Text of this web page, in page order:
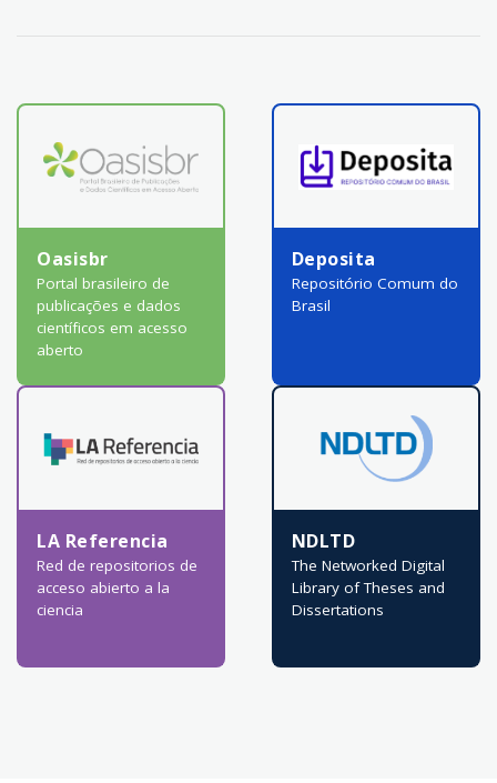
Oasisbr
Portal brasileiro de
publicações e dados
científicos em acesso
aberto
Deposita
Repositório Comum do
Brasil
LA Referencia
Red de repositorios de
acceso abierto a la
ciencia
NDLTD
The Networked Digital
Library of Theses and
Dissertations